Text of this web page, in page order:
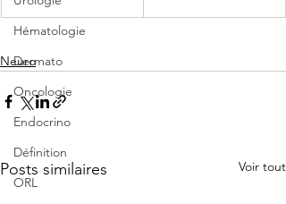
Hématologie
Dermato
Oncologie
Endocrino
Définition
ORL
Neuro
Posts similaires Voir tout